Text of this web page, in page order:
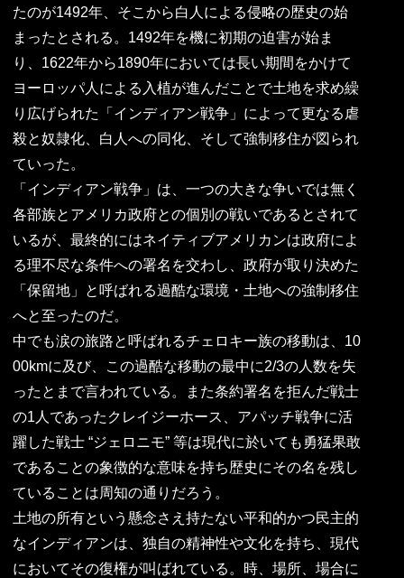
たのが1492年、そこから白人による侵略の歴史の始
まったとされる。1492年を機に初期の迫害が始ま
り、1622年から1890年においては長い期間をかけて
ヨーロッパ人による入植が進んだことで土地を求め繰
り広げられた「インディアン戦争」によって更なる虐
殺と奴隷化、白人への同化、そして強制移住が図られ
ていった。
「インディアン戦争」は、一つの大きな争いでは無く
各部族とアメリカ政府との個別の戦いであるとされて
いるが、最終的にはネイティブアメリカンは政府によ
る理不尽な条件への署名を交わし、政府が取り決めた
「保留地」と呼ばれる過酷な環境・土地への強制移住
へと至ったのだ。
中でも涙の旅路と呼ばれるチェロキー族の移動は、10
00kmに及び、この過酷な移動の最中に2/3の人数を失
ったとまで言われている。また条約署名を拒んだ戦士
の1人であったクレイジーホース、アパッチ戦争に活
躍した戦士 “ジェロニモ” 等は現代に於いても勇猛果敢
であることの象徴的な意味を持ち歴史にその名を残し
ていることは周知の通りだろう。
土地の所有という懸念さえ持たない平和的かつ民主的
なインディアンは、独自の精神性や文化を持ち、現代
においてその復権が叫ばれている。時、場所、場合に